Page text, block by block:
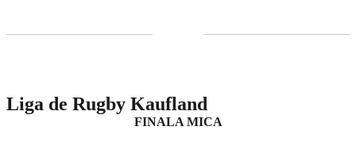
Liga de Rugby Kaufland
FINALA MICA